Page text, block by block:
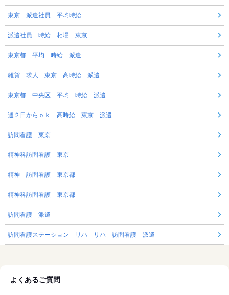
東京 派遣社員 平均時給
派遣社員 時給 相場 東京
東京都 平均 時給 派遣
雑貨 求人 東京 高時給 派遣
東京都 中央区 平均 時給 派遣
週２日からｏｋ 高時給 東京 派遣
訪問看護 東京
精神科訪問看護 東京
精神 訪問看護 東京都
精神科訪問看護 東京都
訪問看護 派遣
訪問看護ステーション リハ リハ 訪問看護 派遣
よくあるご質問